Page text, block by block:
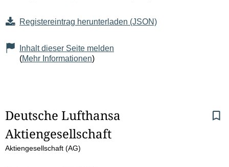
Registereintrag herunterladen (JSON)
Inhalt dieser Seite melden
(Mehr Informationen)
S
e
Deutsche Lufthansa
Aktiengesellschaft
Aktiengesellschaft (AG)